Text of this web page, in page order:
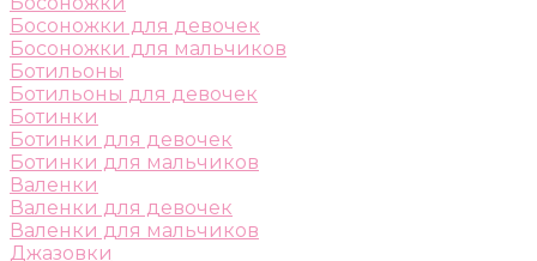
Босоножки для девочек
Босоножки для мальчиков
Ботильоны
Ботильоны для девочек
Ботинки
Ботинки для девочек
Ботинки для мальчиков
Валенки
Валенки для девочек
Валенки для мальчиков
Джазовки